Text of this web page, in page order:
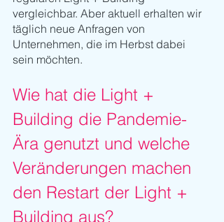
vergleichbar. Aber aktuell erhalten wir
täglich neue Anfragen von
Unternehmen, die im Herbst dabei
sein möchten.
Wie hat die Light +
Building die Pandemie-
Ära genutzt und welche
Veränderungen machen
den Restart der Light +
Building aus?